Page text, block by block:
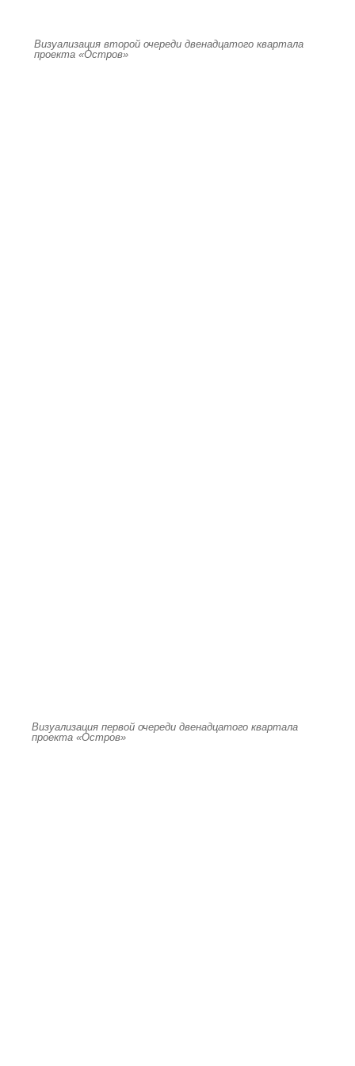
Визуализация второй очереди двенадцатого квартала
проекта «Остров»
Визуализация первой очереди двенадцатого квартала
проекта «Остров»